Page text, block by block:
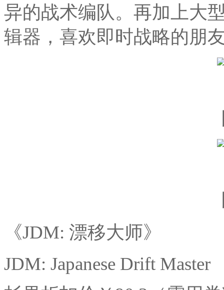
异的战术编队。再加上大
辑器，喜欢即时战略的朋
《JDM: 漂移大师》
JDM: Japanese Drift Master